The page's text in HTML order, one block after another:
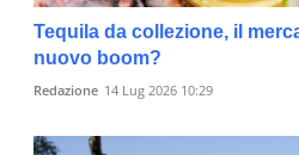
Tequila da collezione, il
nuovo boom?
Redazione 14 Lug 2026 10:29